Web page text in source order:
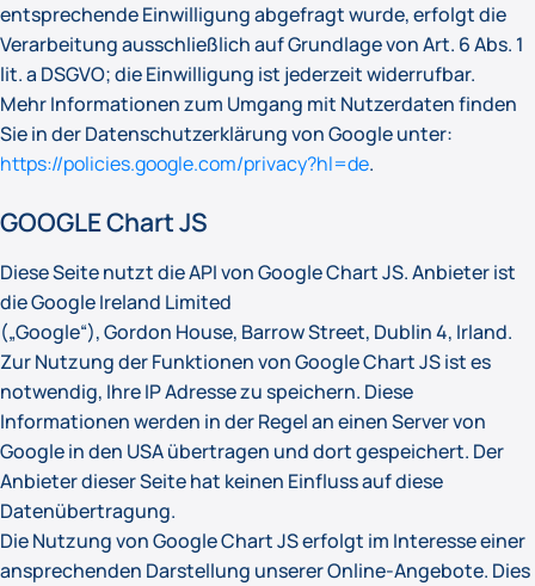
entsprechende Einwilligung abgefragt wurde, erfolgt die
Verarbeitung ausschließlich auf Grundlage von Art. 6 Abs. 1
lit. a DSGVO; die Einwilligung ist jederzeit widerrufbar.
Mehr Informationen zum Umgang mit Nutzerdaten finden
Sie in der Datenschutzerklärung von Google unter:
https://policies.google.com/privacy?hl=de.
GOOGLE Chart JS
Diese Seite nutzt die API von Google Chart JS. Anbieter ist
die Google Ireland Limited
(„Google“), Gordon House, Barrow Street, Dublin 4, Irland.
Zur Nutzung der Funktionen von Google Chart JS ist es
notwendig, Ihre IP Adresse zu speichern. Diese
Informationen werden in der Regel an einen Server von
Google in den USA übertragen und dort gespeichert. Der
Anbieter dieser Seite hat keinen Einfluss auf diese
Datenübertragung.
Die Nutzung von Google Chart JS erfolgt im Interesse einer
ansprechenden Darstellung unserer Online-Angebote. Dies